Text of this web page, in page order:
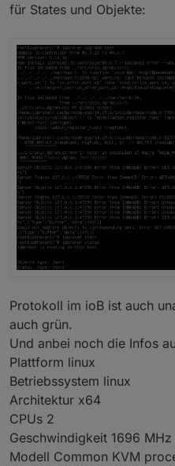
für States und Objekte:
Protokoll im ioB ist auch
auch grün.
Und anbei noch die Infos
Plattform linux
Betriebssystem linux
Architektur x64
CPUs 2
Geschwindigkeit 1696 MHz
Modell Common KVM